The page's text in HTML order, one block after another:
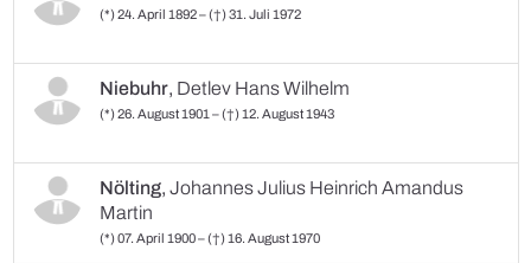
(*) 24. April 1892 – (†) 31. Juli 1972
Niebuhr, Detlev Hans Wilhelm
(*) 26. August 1901 – (†) 12. August 1943
Nölting, Johannes Julius Heinrich Amandus
Martin
(*) 07. April 1900 – (†) 16. August 1970